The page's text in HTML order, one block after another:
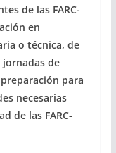
de las FARC-
en
o técnica, de
de
para
necesarias
de las FARC-